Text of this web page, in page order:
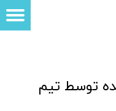
توسط تیم